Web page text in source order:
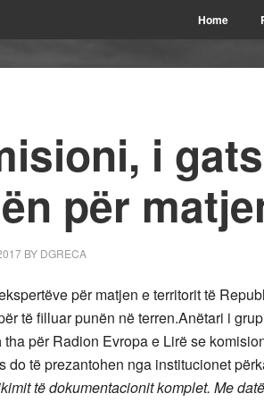
Home
i
për
BY DGRECA
për matjen e territorit të
të filluar punën në terren.Anëtari i
tha për Radion Evropa e Lirë se
do të prezantohen nga institucionet
të dokumentacionit komplet. Me